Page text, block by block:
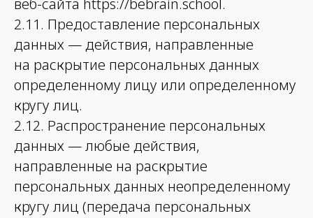
веб-сайта https://bebrain.school.
2.11. Предоставление персональных
данных — действия, направленные
на раскрытие персональных данных
определенному лицу или определенному
кругу лиц.
2.12. Распространение персональных
данных — любые действия,
направленные на раскрытие
персональных данных неопределенному
кругу лиц (передача персональных